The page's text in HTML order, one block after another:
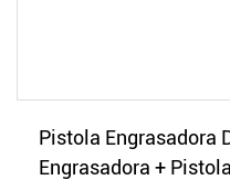
Pistola Engrasadora
Engrasadora +